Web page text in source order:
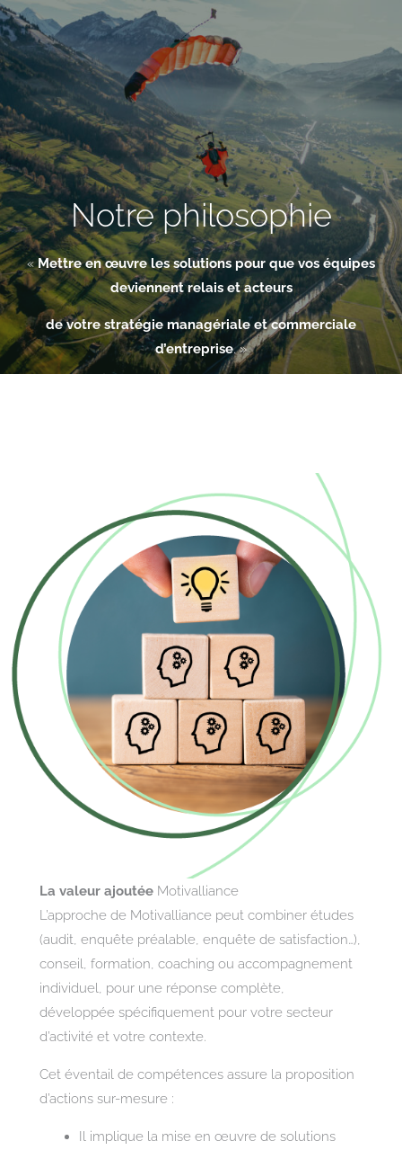
Aller
au
contenu
Notre philosophie
«Mettre en œuvre les solutions pour que vos équipes
deviennent relais et acteurs
de votre stratégie managériale et commerciale
d’entreprise. »
La valeur ajoutée Motivalliance
L’approche de Motivalliance peut combiner études
(audit, enquête préalable, enquête de satisfaction…),
conseil, formation, coaching ou accompagnement
individuel, pour une réponse complète,
développée spécifiquement pour votre secteur
d’activité et votre contexte.
Cet éventail de compétences assure la proposition
d’actions sur-mesure :
Il implique la mise en œuvre de solutions